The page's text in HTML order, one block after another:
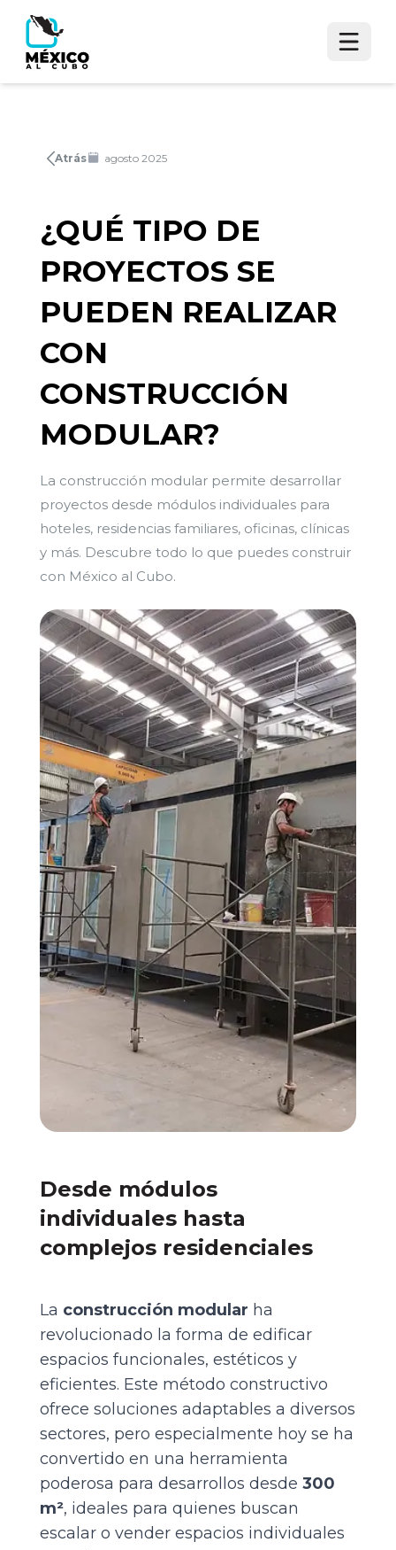
Atrás agosto 2025
¿QUÉ TIPO DE
PROYECTOS SE
PUEDEN REALIZAR
CON
CONSTRUCCIÓN
MODULAR?
La construcción modular permite desarrollar
proyectos desde módulos individuales para
hoteles, residencias familiares, oficinas, clínicas
y más. Descubre todo lo que puedes construir
con México al Cubo.
Desde módulos
individuales hasta
complejos residenciales
La construcción modular ha
revolucionado la forma de edificar
espacios funcionales, estéticos y
eficientes. Este método constructivo
ofrece soluciones adaptables a diversos
sectores, pero especialmente hoy se ha
convertido en una herramienta
poderosa para desarrollos desde 300
m², ideales para quienes buscan
escalar o vender espacios individuales